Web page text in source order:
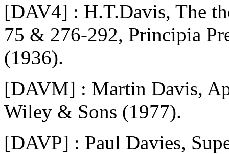
[DAV4] : H.T.Davis, The
75 & 276-292, Principia
(1936).
[DAVM] : Martin Davis,
Wiley & Sons (1977).
[DAVP] : Paul Davies,